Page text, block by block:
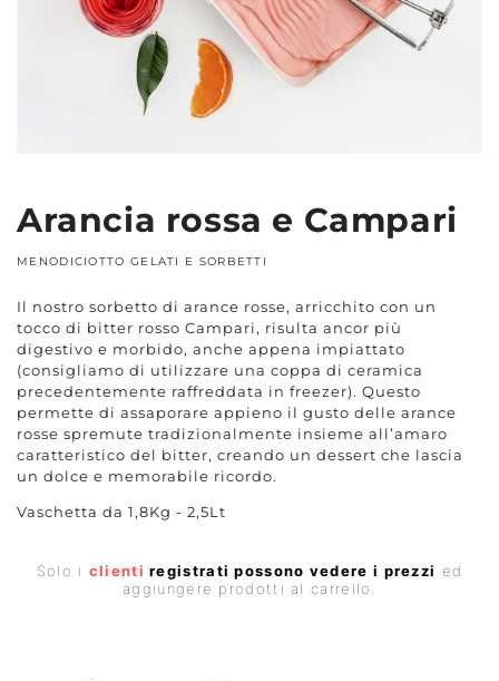
nella
modalità
galleria
Arancia rossa e Campari
MENODICIOTTO GELATI E SORBETTI
Il nostro sorbetto di arance rosse, arricchito con un
tocco di bitter rosso Campari, risulta ancor più
digestivo e morbido, anche appena impiattato
(consigliamo di utilizzare una coppa di ceramica
precedentemente raffreddata in freezer). Questo
permette di assaporare appieno il gusto delle arance
rosse spremute tradizionalmente insieme all’amaro
caratteristico del bitter, creando un dessert che lascia
un dolce e memorabile ricordo.
Vaschetta da 1,8Kg - 2,5Lt
Prezzo
Solo i clienti registrati possono vedere i prezzi ed
aggiungere prodotti al carrello.